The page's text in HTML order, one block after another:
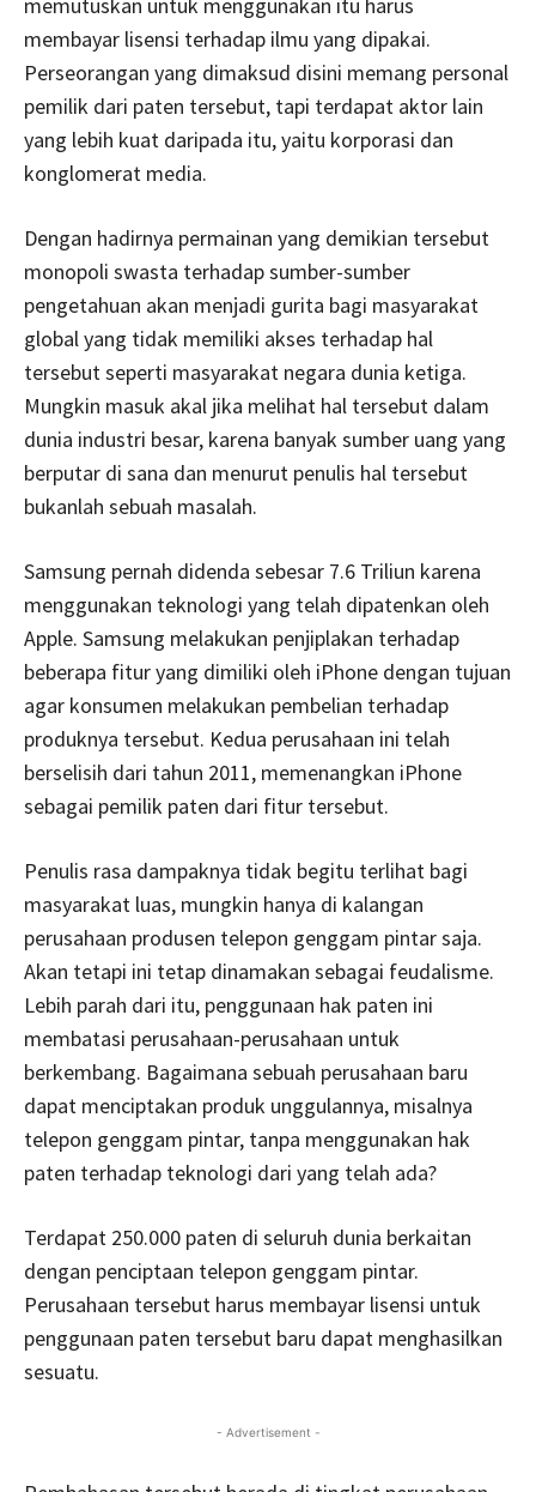
membayar lisensi terhadap ilmu yang dipakai.
Perseorangan yang dimaksud disini memang personal
pemilik dari paten tersebut, tapi terdapat aktor lain
yang lebih kuat daripada itu, yaitu korporasi dan
konglomerat media.
Dengan hadirnya permainan yang demikian tersebut
monopoli swasta terhadap sumber-sumber
pengetahuan akan menjadi gurita bagi masyarakat
global yang tidak memiliki akses terhadap hal
tersebut seperti masyarakat negara dunia ketiga.
Mungkin masuk akal jika melihat hal tersebut dalam
dunia industri besar, karena banyak sumber uang yang
berputar di sana dan menurut penulis hal tersebut
bukanlah sebuah masalah.
Samsung pernah didenda sebesar 7.6 Triliun karena
menggunakan teknologi yang telah dipatenkan oleh
Apple. Samsung melakukan penjiplakan terhadap
beberapa fitur yang dimiliki oleh iPhone dengan tujuan
agar konsumen melakukan pembelian terhadap
produknya tersebut. Kedua perusahaan ini telah
berselisih dari tahun 2011, memenangkan iPhone
sebagai pemilik paten dari fitur tersebut.
Penulis rasa dampaknya tidak begitu terlihat bagi
masyarakat luas, mungkin hanya di kalangan
perusahaan produsen telepon genggam pintar saja.
Akan tetapi ini tetap dinamakan sebagai feudalisme.
Lebih parah dari itu, penggunaan hak paten ini
membatasi perusahaan-perusahaan untuk
berkembang. Bagaimana sebuah perusahaan baru
dapat menciptakan produk unggulannya, misalnya
telepon genggam pintar, tanpa menggunakan hak
paten terhadap teknologi dari yang telah ada?
Terdapat 250.000 paten di seluruh dunia berkaitan
dengan penciptaan telepon genggam pintar.
Perusahaan tersebut harus membayar lisensi untuk
penggunaan paten tersebut baru dapat menghasilkan
sesuatu.
- Advertisement -